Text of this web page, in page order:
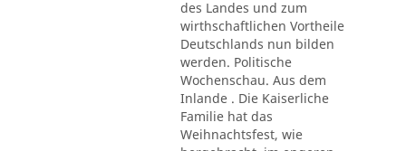
des Landes und zum
wirthschaftlichen Vortheile
Deutschlands nun bilden
werden. Politische
Wochenschau. Aus dem
Inlande . Die Kaiserliche
Familie hat das
Weihnachtsfest, wie